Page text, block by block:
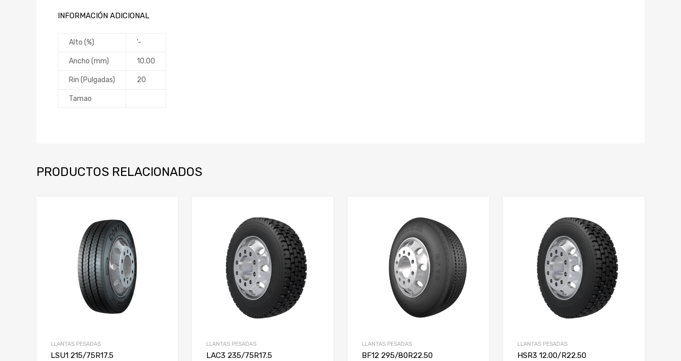
INFORMACIÓN ADICIONAL
Alto (%) '-
Ancho (mm) 10.00
Rin (Pulgadas) 20
Tamao
PRODUCTOS RELACIONADOS
LLANTAS PESADAS
LSU1 215/75R17.5
LLANTAS PESADAS
LAC3 235/75R17.5
LLANTAS PESADAS
BF12 295/80R22.50
LLANTAS PESADAS
HSR3 12.00/R22.50